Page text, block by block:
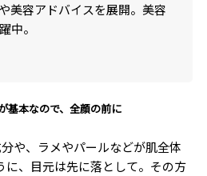
美容アドバイスを展開。美容
中。
基本なので、全顔の前に
や、ラメやパールなどが肌全体
に、目元は先に落として。その方